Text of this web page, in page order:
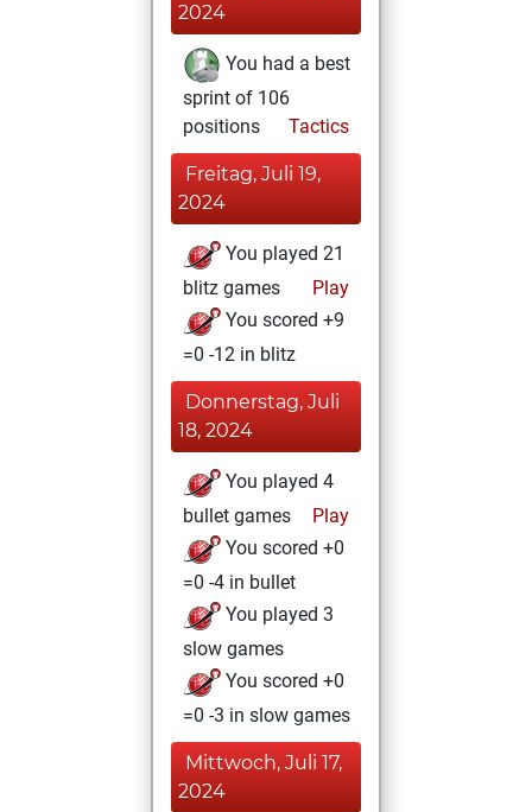
2024
You had a best
sprint of 106
positions
Tactics
Freitag, Juli 19,
2024
You played 21
blitz games
Play
You scored +9
=0 -12 in blitz
Donnerstag, Juli
18, 2024
You played 4
bullet games
Play
You scored +0
=0 -4 in bullet
You played 3
slow games
You scored +0
=0 -3 in slow games
Mittwoch, Juli 17,
2024